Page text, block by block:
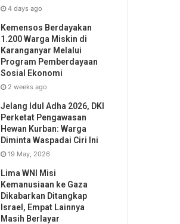
4 days ago
Kemensos Berdayakan
1.200 Warga Miskin di
Karanganyar Melalui
Program Pemberdayaan
Sosial Ekonomi
2 weeks ago
Jelang Idul Adha 2026, DKI
Perketat Pengawasan
Hewan Kurban: Warga
Diminta Waspadai Ciri Ini
19 May, 2026
Lima WNI Misi
Kemanusiaan ke Gaza
Dikabarkan Ditangkap
Israel, Empat Lainnya
Masih Berlayar